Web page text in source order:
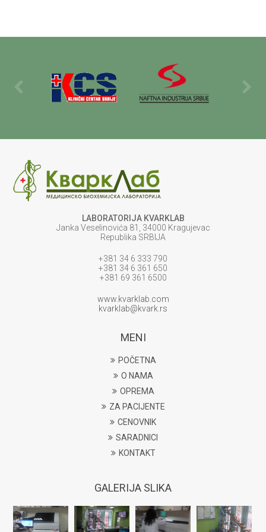
LABORATORIJA KVARKLAB
Janka Veselinovića 81, 34000 Kragujevac
Republika SRBIJA
+381 34 6 333 790
+381 34 6 361 650
+381 69 361 6500
www.kvarklab.com
kvarklab@kvark.rs
MENI
POČETNA
O NAMA
OPREMA
ZA PACIJENTE
CENOVNIK
SARADNICI
KONTAKT
GALERIJA SLIKA